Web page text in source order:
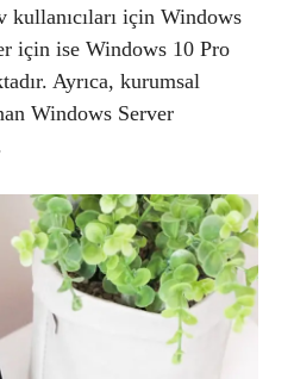
için Windows
için ise Windows 10 Pro
Ayrıca, kurumsal
Windows Server